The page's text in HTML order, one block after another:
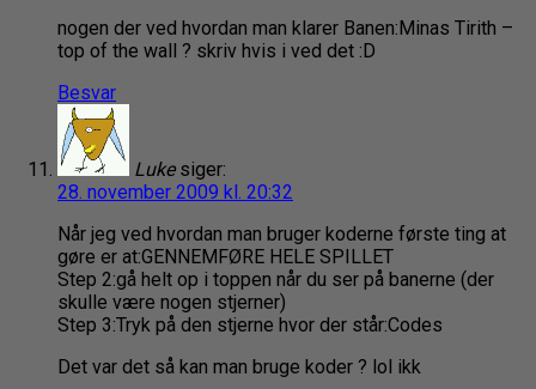
nogen der ved hvordan man klarer Banen:Minas Tirith –
top of the wall ? skriv hvis i ved det :D
Besvar
Luke siger:
28. november 2009 kl. 20:32
Når jeg ved hvordan man bruger koderne første ting at
gøre er at:GENNEMFØRE HELE SPILLET
Step 2:gå helt op i toppen når du ser på banerne (der
skulle være nogen stjerner)
Step 3:Tryk på den stjerne hvor der står:Codes
Det var det så kan man bruge koder ? lol ikk